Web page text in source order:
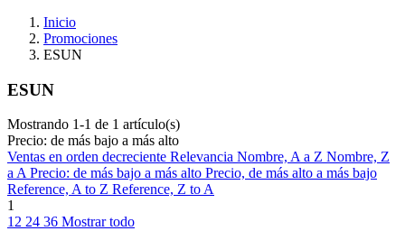
Inicio
Promociones
ESUN
ESUN
Mostrando 1-1 de 1 artículo(s)
Precio: de más bajo a más alto
Ventas en orden decreciente Relevancia Nombre, A a Z Nombre, Z
a A Precio: de más bajo a más alto Precio, de más alto a más bajo
Reference, A to Z Reference, Z to A
1
12 24 36 Mostrar todo